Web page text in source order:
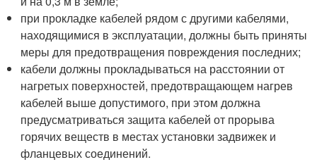
при прокладке кабелей рядом с другими кабелями,
находящимися в эксплуатации, должны быть приняты
меры для предотвращения повреждения последних;
кабели должны прокладываться на расстоянии от
нагретых поверхностей, предотвращающем нагрев
кабелей выше допустимого, при этом должна
предусматриваться защита кабелей от прорыва
горячих веществ в местах установки задвижек и
фланцевых соединений.